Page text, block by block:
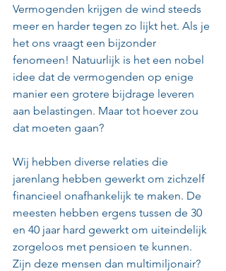
Vermogenden krijgen de wind steeds
meer en harder tegen zo lijkt het. Als je
het ons vraagt een bijzonder
fenomeen! Natuurlijk is het een nobel
idee dat de vermogenden op enige
manier een grotere bijdrage leveren
aan belastingen. Maar tot hoever zou
dat moeten gaan?
Wij hebben diverse relaties die
jarenlang hebben gewerkt om zichzelf
financieel onafhankelijk te maken. De
meesten hebben ergens tussen de 30
en 40 jaar hard gewerkt om uiteindelijk
zorgeloos met pensioen te kunnen.
Zijn deze mensen dan multimiljonair?